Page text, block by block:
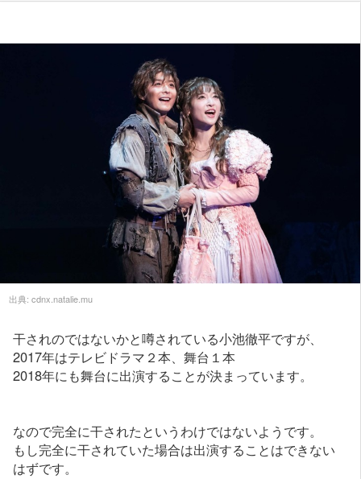
出典: cdnx.natalie.mu
干されのではないかと噂されている小池徹平ですが、
2017年はテレビドラマ２本、舞台１本
2018年にも舞台に出演することが決まっています。
なので完全に干されたというわけではないようです。
もし完全に干されていた場合は出演することはできない
はずです。